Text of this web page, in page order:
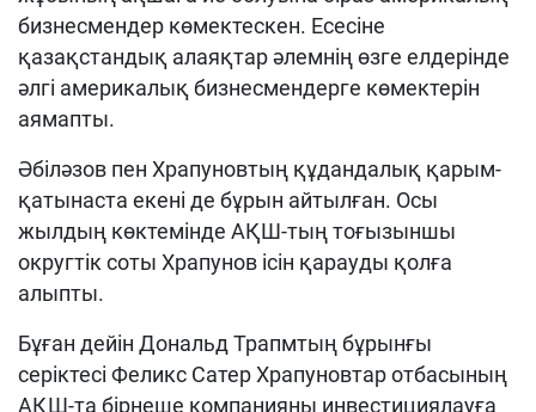
бизнесмендер көмектескен. Есесіне
қазақстандық алаяқтар әлемнің өзге елдерінде
әлгі америкалық бизнесмендерге көмектерін
аямапты.
Әбіләзов пен Храпуновтың құдандалық қарым-
қатынаста екені де бұрын айтылған. Осы
жылдың көктемінде АҚШ-тың тоғызыншы
округтік соты Храпунов ісін қарауды қолға
алыпты.
Бұған дейін Дональд Трапмтың бұрынғы
серіктесі Феликс Сатер Храпуновтар отбасының
АҚШ-та бірнеше компанияны инвестициялауға